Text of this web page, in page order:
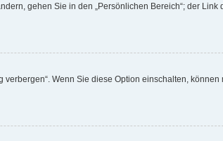
gehen Sie in den „Persönlichen Bereich“; der Link
Wenn Sie diese Option einschalten, können